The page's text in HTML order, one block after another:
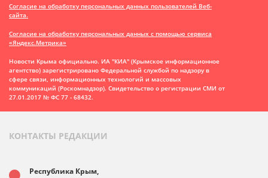
Согласие на обработку персональных данных пользователей Веб-
сайта.
Согласие на обработку персональных данных с помощью сервиса
«Яндекс.Метрика»
Новости Крыма официально. ИА "КИА" (Крымское информационное
агентство) зарегистрировано Федеральной службой по надзору в
сфере связи, информационных технологий и массовых
коммуникаций (Роскомнадзор). Свидетельство о регистрации СМИ от
27.01.2017 № ФС 77 - 68432.
КОНТАКТЫ РЕДАКЦИИ
Республика Крым,